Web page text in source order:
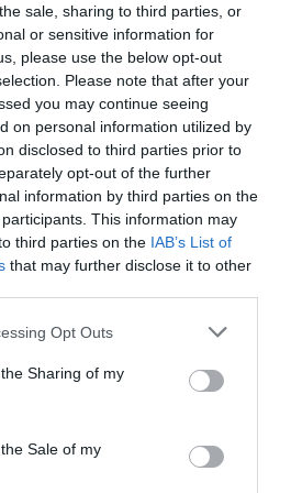
sale, sharing to third parties, or
or sensitive information for
please use the below opt-out
Please note that after your
you may continue seeing
on personal information utilized by
disclosed to third parties prior to
opt-out of the further
information by third parties on the
participants. This information may
third parties on the IAB’s List of
that may further disclose it to other
Opt Outs
Sharing of my
Sale of my
datos de la CNMC... y no
.
renovables. Ribera
a Italia y Polonia al iniciar la
la Carta de la Energía... y
el apoyo de toda la UE
este artículo?
newsletter y recibe cada dia
destacado de Hispanidad